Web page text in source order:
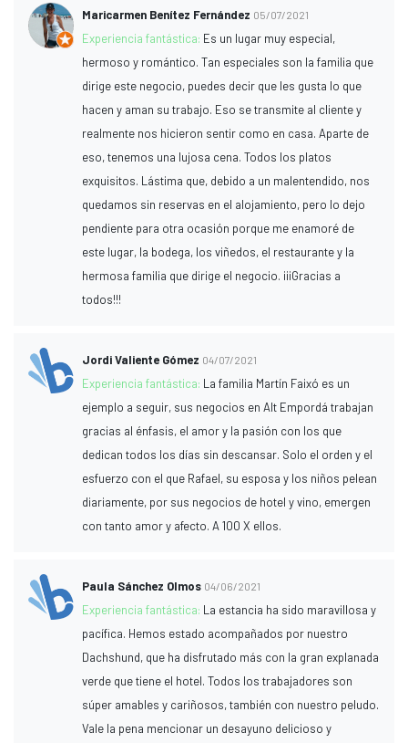
Maricarmen Benítez Fernández 05/07/2021
Experiencia fantástica: Es un lugar muy especial,
hermoso y romántico. Tan especiales son la familia que
dirige este negocio, puedes decir que les gusta lo que
hacen y aman su trabajo. Eso se transmite al cliente y
realmente nos hicieron sentir como en casa. Aparte de
eso, tenemos una lujosa cena. Todos los platos
exquisitos. Lástima que, debido a un malentendido, nos
quedamos sin reservas en el alojamiento, pero lo dejo
pendiente para otra ocasión porque me enamoré de
este lugar, la bodega, los viñedos, el restaurante y la
hermosa familia que dirige el negocio. ¡¡¡Gracias a
todos!!!
Jordi Valiente Gómez 04/07/2021
Experiencia fantástica: La familia Martín Faixó es un
ejemplo a seguir, sus negocios en Alt Empordá trabajan
gracias al énfasis, el amor y la pasión con los que
dedican todos los días sin descansar. Solo el orden y el
esfuerzo con el que Rafael, su esposa y los niños pelean
diariamente, por sus negocios de hotel y vino, emergen
con tanto amor y afecto. A 100 X ellos.
Paula Sánchez Olmos 04/06/2021
Experiencia fantástica: La estancia ha sido maravillosa y
pacífica. Hemos estado acompañados por nuestro
Dachshund, que ha disfrutado más con la gran explanada
verde que tiene el hotel. Todos los trabajadores son
súper amables y cariñosos, también con nuestro peludo.
Vale la pena mencionar un desayuno delicioso y